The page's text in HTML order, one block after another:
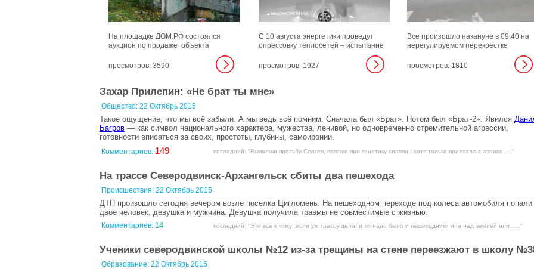
На площадке ДОМ.РФ состоялся
аукцион по продаже объекта
незавершенного строительства в
районе пересечения улицы
вместе с земельным участком.
просмотров: 3590
С 10 августа энергетики проведут
опрессовку теплосетей – испытание
давлением для выявления слабых
мест и предотвращения аварий в
просмотров: 1927
Все произошло накануне в 09:40 на
нерегулируемом перекрестке
неравнозначных дорог ул. Южная и
ул. Пионерская.
просмотров: 1810
Захар Прилепин: «Не брат ты мне»
Общество: 22 Октябрь 2015
Такое ощущение, что мы всё забыли. А мы ведь всё помним. Сначала был «Брат». Потом был «Брат-2». Явился
Багров — как символ национального характера, мужества, ленивой, но одновременно стремительной агрессии,
готовности вписаться за своих, простоты, глубины, самоиронии.
Комментариев: 149 последний: "Выполню просьбу Сергея, поясню про генетику славян ( хотя только приехала с аэропо....."
На трассе Северодвинск-Архангельск сбиты два пешехода
Происшествия: 22 Октябрь 2015
ДТП произошло сегодня вечером возле поселка Цигломень. На пешеходном переходе под колеса автомобиля попали
двое человек, девушка и мужчина. Девушка получила травмы не совместимые с жизнью.
Комментариев: 14 последний: "Это все к тому .если уж трассу делали.то надо было и пешеходники или над эемлей или ....."
Ученики северодвинской школы №12 из-за трещины на стене переезжают в школу
Образование: 22 Октябрь 2015